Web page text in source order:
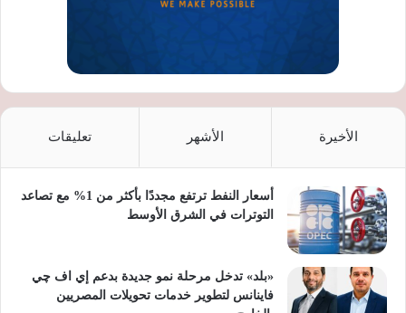
الأخيرة الأشهر تعليقات
أسعار النفط ترتفع مجددًا بأكثر من 1% مع تصاعد
التوترات في الشرق الأوسط
«بلد» تدخل مرحلة نمو جديدة بدعم إي اف چي
فاينانس لتطوير خدمات تحويلات المصريين